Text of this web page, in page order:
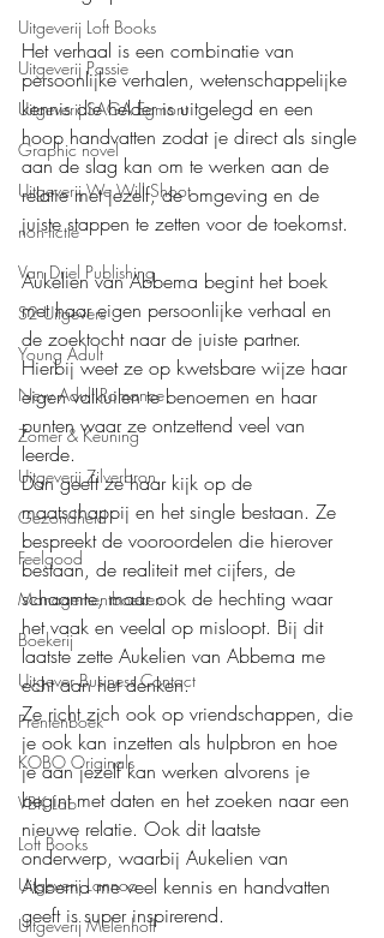
Uitgeverij Loft Books
Uitgeverij Passie
Uitgeverij SAGA Egmont
Graphic novel
Uitgeverij We Will Shoot
non-fictie
Van Driel Publishing
S2 Uitgevers
Young Adult
New Adult Romance
Zomer & Keuning
Uitgeverij Zilverbron
Gezondheid
Feelgood
Managementboeken
Boekerij
Uitgever Business Contact
Prentenboek
KOBO Originals
VBK Lab
Loft Books
Uitgeverij Lannoo
Uitgeverij Melenhoff
Het verhaal is een combinatie van
persoonlijke verhalen, wetenschappelijke
kennis die helder is uitgelegd en een
hoop handvatten zodat je direct als single
aan de slag kan om te werken aan de
relatie met jezelf, de omgeving en de
juiste stappen te zetten voor de toekomst.
Aukelien van Abbema begint het boek
met haar eigen persoonlijke verhaal en
de zoektocht naar de juiste partner.
Hierbij weet ze op kwetsbare wijze haar
eigen valkuilen te benoemen en haar
punten waar ze ontzettend veel van
leerde.
Dan geeft ze haar kijk op de
maatschappij en het single bestaan. Ze
bespreekt de vooroordelen die hierover
bestaan, de realiteit met cijfers, de
schaamte, maar ook de hechting waar
het vaak en veelal op misloopt. Bij dit
laatste zette Aukelien van Abbema me
echt aan het denken.
Ze richt zich ook op vriendschappen, die
je ook kan inzetten als hulpbron en hoe
je aan jezelf kan werken alvorens je
begint met daten en het zoeken naar een
nieuwe relatie. Ook dit laatste
onderwerp, waarbij Aukelien van
Abbema me veel kennis en handvatten
geeft is super inspirerend.